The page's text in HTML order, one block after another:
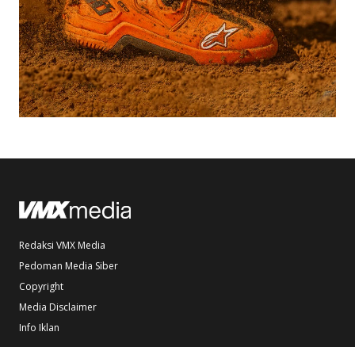
Redaksi VMX Media
Pedoman Media Siber
Copyright
Media Disclaimer
Info Iklan